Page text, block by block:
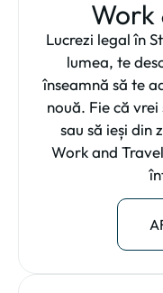
Work
Lucrezi legal în
lumea, te
înseamnă să te
nouă. Fie că
sau să ieși din
Work and